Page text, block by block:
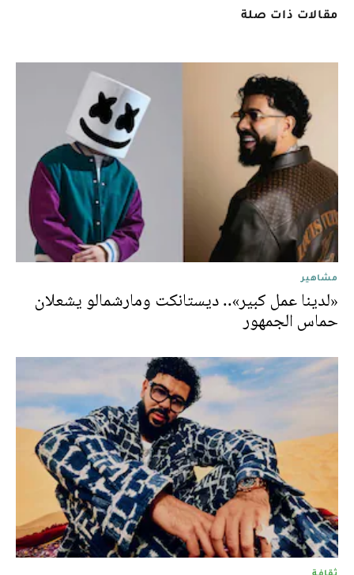
مقالات ذات صلة
مشاهير
«لدينا عمل كبير».. ديستانكت ومارشمالو يشعلان
حماس الجمهور
ثقافة